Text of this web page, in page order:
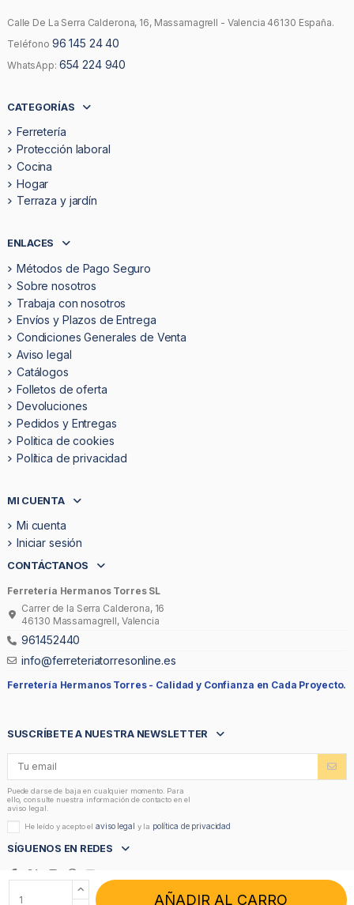
AÑADIR AL CARRO
Calle De La Serra Calderona, 16, Massamagrell - Valencia 46130 España.
Teléfono 96 145 24 40
WhatsApp: 654 224 940
CATEGORÍAS
Ferretería
Protección laboral
Cocina
Hogar
Terraza y jardín
ENLACES
Métodos de Pago Seguro
Sobre nosotros
Trabaja con nosotros
Envíos y Plazos de Entrega
Condiciones Generales de Venta
Aviso legal
Catálogos
Folletos de oferta
Devoluciones
Pedidos y Entregas
Politica de cookies
Política de privacidad
MI CUENTA
Mi cuenta
Iniciar sesión
CONTÁCTANOS
Ferretería Hermanos Torres SL
Carrer de la Serra Calderona, 16
46130 Massamagrell, Valencia
961452440
info@ferreteriatorresonline.es
Ferretería Hermanos Torres - Calidad y Confianza en Cada Proyecto.
SUSCRÍBETE A NUESTRA NEWSLETTER
Puede darse de baja en cualquier momento. Para
ello, consulte nuestra información de contacto en el
aviso legal.
He leído y acepto elaviso legal y la política de privacidad
SÍGUENOS EN REDES